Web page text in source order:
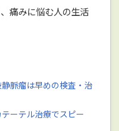
痛みに悩む人の生活
脈瘤は早めの検査・治
ーテル治療でスピー